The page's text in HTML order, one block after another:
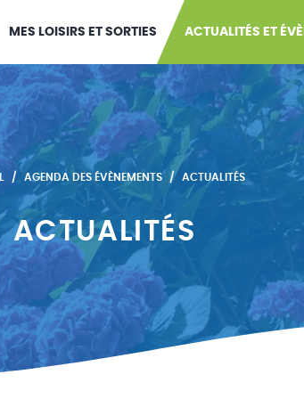
MES LOISIRS ET SORTIES ACTUALITÉS ET
AGENDA DES ÉVÈNEMENTS ACTUALITÉS
ACTUALITÉS